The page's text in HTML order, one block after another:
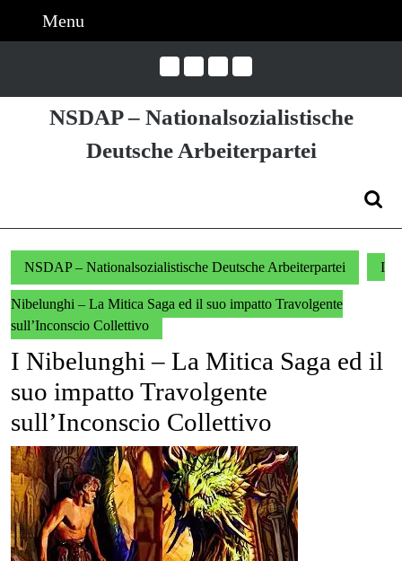
Menu
NSDAP – Nationalsozialistische
Deutsche Arbeiterpartei
NSDAP – Nationalsozialistische Deutsche Arbeiterpartei I
Nibelunghi – La Mitica Saga ed il suo impatto Travolgente
sull’Inconscio Collettivo
I Nibelunghi – La Mitica Saga ed il
suo impatto Travolgente
sull’Inconscio Collettivo